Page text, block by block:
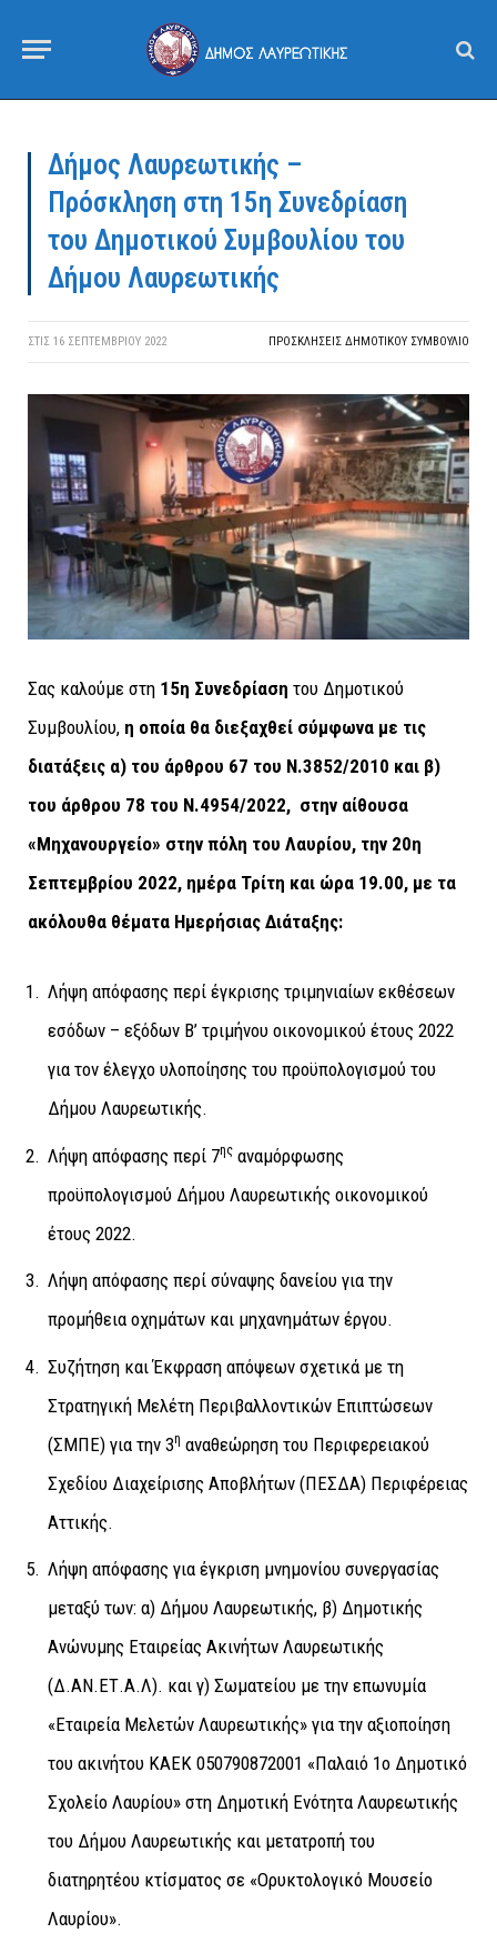
Δήμος Λαυρεωτικής –
Πρόσκληση στη 15η Συνεδρίαση
του Δημοτικού Συμβουλίου του
Δήμου Λαυρεωτικής
ΣΤΙΣ 16 ΣΕΠΤΕΜΒΡΊΟΥ 2022 ΠΡΟΣΚΛΉΣΕΙΣ ΔΗΜΟΤΙΚΟΎ ΣΥΜΒΟΎΛΙΟ
Σας καλούμε στη 15η Συνεδρίαση του Δημοτικού
Συμβουλίου, η οποία θα διεξαχθεί σύμφωνα με τις
διατάξεις α) του άρθρου 67 του Ν.3852/2010 και β)
του άρθρου 78 του Ν.4954/2022, στην αίθουσα
«Μηχανουργείο» στην πόλη του Λαυρίου, την 20η
Σεπτεμβρίου 2022, ημέρα Τρίτη και ώρα 19.00, με τα
ακόλουθα θέματα Ημερήσιας Διάταξης:
Λήψη απόφασης περί έγκρισης τριμηνιαίων εκθέσεων
εσόδων – εξόδων Β’ τριμήνου οικονομικού έτους 2022
για τον έλεγχο υλοποίησης του προϋπολογισμού του
Δήμου Λαυρεωτικής.
Λήψη απόφασης περί 7ης αναμόρφωσης
προϋπολογισμού Δήμου Λαυρεωτικής οικονομικού
έτους 2022.
Λήψη απόφασης περί σύναψης δανείου για την
προμήθεια οχημάτων και μηχανημάτων έργου.
Συζήτηση και Έκφραση απόψεων σχετικά με τη
Στρατηγική Μελέτη Περιβαλλοντικών Επιπτώσεων
(ΣΜΠΕ) για την 3η αναθεώρηση του Περιφερειακού
Σχεδίου Διαχείρισης Αποβλήτων (ΠΕΣΔΑ) Περιφέρειας
Αττικής.
Λήψη απόφασης για έγκριση μνημονίου συνεργασίας
μεταξύ των: α) Δήμου Λαυρεωτικής, β) Δημοτικής
Ανώνυμης Εταιρείας Ακινήτων Λαυρεωτικής
(Δ.ΑΝ.ΕΤ.Α.Λ). και γ) Σωματείου με την επωνυμία
«Εταιρεία Μελετών Λαυρεωτικής» για την αξιοποίηση
του ακινήτου ΚΑΕΚ 050790872001 «Παλαιό 1ο Δημοτικό
Σχολείο Λαυρίου» στη Δημοτική Ενότητα Λαυρεωτικής
του Δήμου Λαυρεωτικής και μετατροπή του
διατηρητέου κτίσματος σε «Ορυκτολογικό Μουσείο
Λαυρίου».